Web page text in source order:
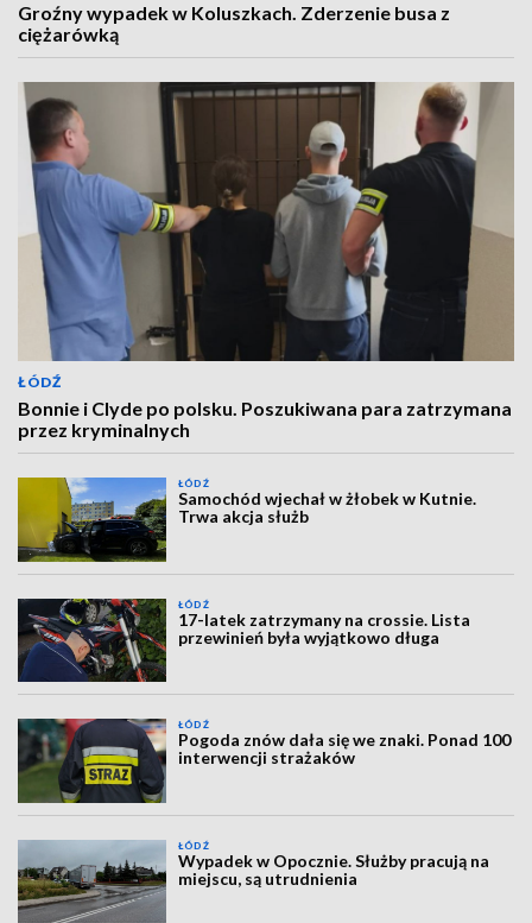
Groźny wypadek w Koluszkach. Zderzenie busa z
ciężarówką
ŁÓDŹ
Bonnie i Clyde po polsku. Poszukiwana para zatrzymana
przez kryminalnych
ŁÓDŹ
Samochód wjechał w żłobek w Kutnie.
Trwa akcja służb
ŁÓDŹ
17-latek zatrzymany na crossie. Lista
przewinień była wyjątkowo długa
ŁÓDŹ
Pogoda znów dała się we znaki. Ponad 100
interwencji strażaków
ŁÓDŹ
Wypadek w Opocznie. Służby pracują na
miejscu, są utrudnienia